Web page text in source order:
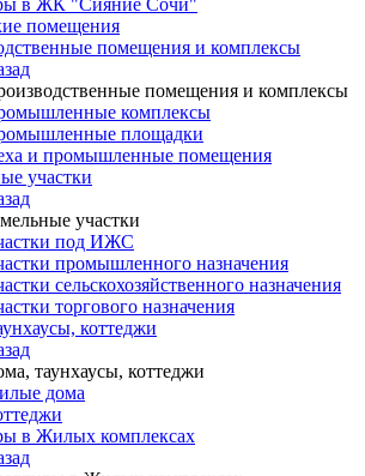
в ЖК "Сияние Сочи"
помещения
помещения и комплексы
помещения и комплексы
комплексы
площадки
и промышленные помещения
участки
участки
под ИЖС
промышленного назначения
сельскохозяйственного назначения
торгового назначения
коттеджи
таунхаусы, коттеджи
дома
в Жилых комплексах